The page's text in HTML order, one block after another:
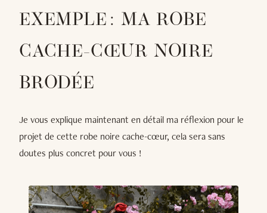
EXEMPLE : MA ROBE
CACHE-CŒUR NOIRE
BRODÉE
Je vous explique maintenant en détail ma réflexion pour le
projet de cette robe noire cache-cœur, cela sera sans
doutes plus concret pour vous !